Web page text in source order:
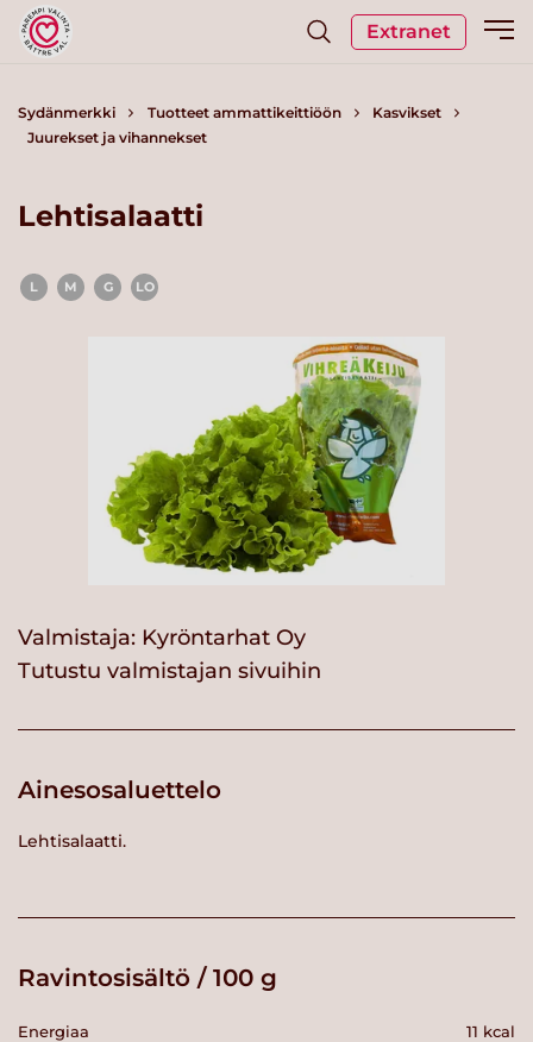
Extranet
Sydänmerkki Tuotteet ammattikeittiöön
Kasvikset
Juurekset ja vihannekset
Lehtisalaatti
L M G LO
Valmistaja: Kyröntarhat Oy
Tutustu valmistajan sivuihin
Ainesosaluettelo
Lehtisalaatti.
Ravintosisältö / 100 g
Energiaa 11 kcal